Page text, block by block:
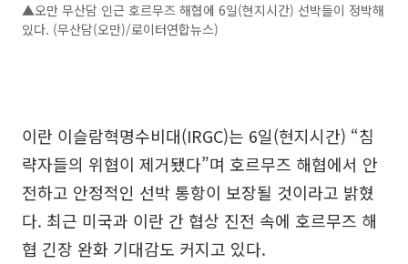
▲오만 무산담 인근 호르무즈 해협에 6일(현지시간) 선박들이 정박해
있다. (무산담(오만)/로이터연합뉴스)
이란 이슬람혁명수비대(IRGC)는 6일(현지시간) “침
략자들의 위협이 제거됐다”며 호르무즈 해협에서 안
전하고 안정적인 선박 통항이 보장될 것이라고 밝혔
다. 최근 미국과 이란 간 협상 진전 속에 호르무즈 해
협 긴장 완화 기대감도 커지고 있다.